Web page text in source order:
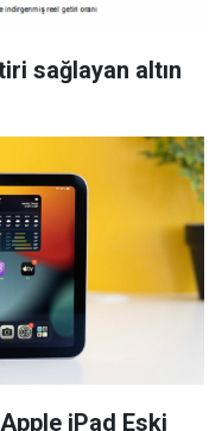
sağlayan altın
iPad Eski